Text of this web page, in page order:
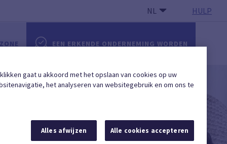
NL HULP
EEN ERKENDE ONDERNEMING WORDEN
gaat u akkoord met het opslaan van cookies op uw
het analyseren van websitegebruik en om ons te
Alles afwijzen Alle cookies accepteren